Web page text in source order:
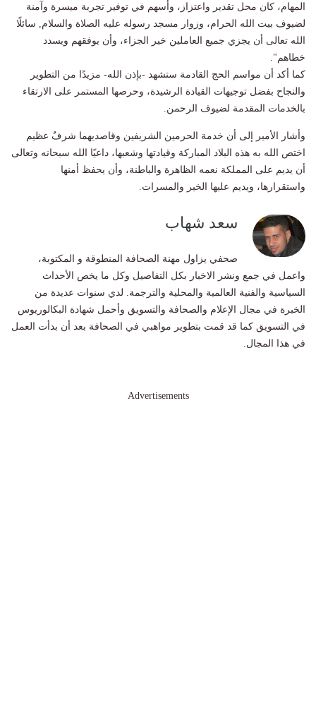
المهام، كان محل تقدير واعتزاز، وأسهم في توفير تجربة ميسرة وآمنة
لضيوف بيت الله الحرام، وزوار مسجد رسوله عليه الصلاة والسلام, سائلًا
الله تعالى أن يجزي جميع العاملين خير الجزاء، وأن يوفقهم ويسدد
خطاهم".
كما أكد أن مواسم الحج القادمة ستشهد -بإذن الله- مزيدًا من التطوير
والنجاح بفضل توجيهات القيادة الرشيدة، وحرصها المستمر على الارتقاء
بالخدمات المقدمة لضيوف الرحمن.
وأشار الأمير إلى أن خدمة الحرمين الشريفين وقاصديهما شرفٌ عظيم
اختص الله به هذه البلاد المباركة وقيادتها وشعبها، داعيًا الله سبحانه وتعالى
أن يديم على المملكة نعمه الظاهرة والباطنة، وأن يحفظ أمنها
واستقرارها، ويديم عليها الخير والمسرات.
سعد شهاب
صحفي يزاول مهنة الصحافة المنطوقة و المكتوبة،
واعمل في جمع ونشر الاخبار بكل التفاصيل وكل ما يخص الأحداث
السياسية والفنية العالمية والمحلية والترجمة. لدي سنوات عديدة من
الخبرة في مجال الإعلام والصحافة والتسويق وأحمل شهادة البكالوريوس
في التسويق كما قد قمت بتطوير مواهبي في الصحافة بعد أن بدأت العمل
في هذا المجال.
Advertisements